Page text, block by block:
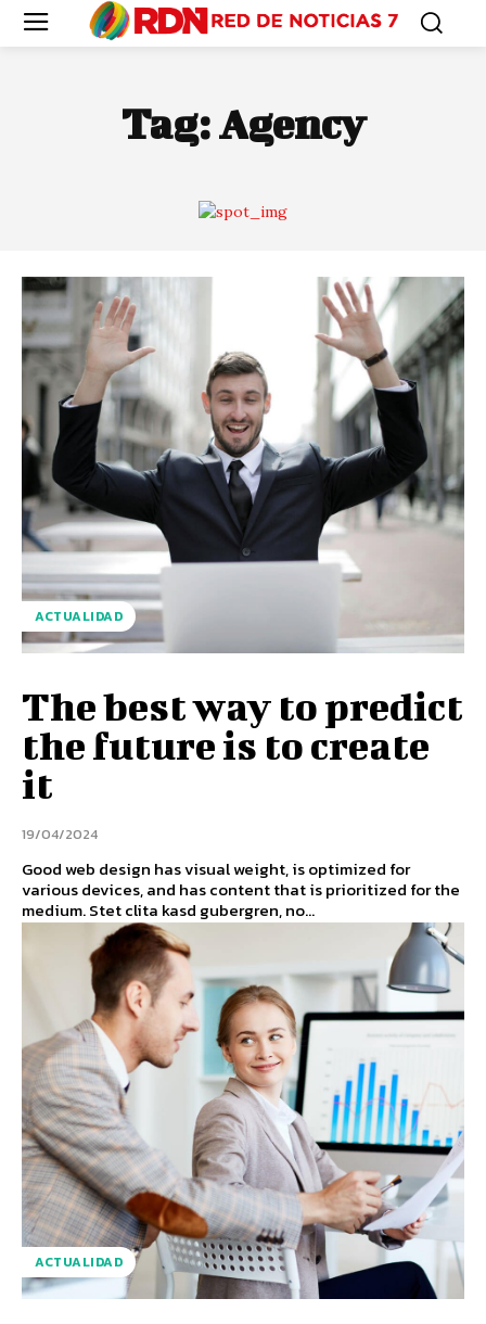
Tag:Agency
ACTUALIDAD
The best way to predict
the future is to create
it
19/04/2024
Good web design has visual weight, is optimized for
various devices, and has content that is prioritized for the
medium. Stet clita kasd gubergren, no...
ACTUALIDAD